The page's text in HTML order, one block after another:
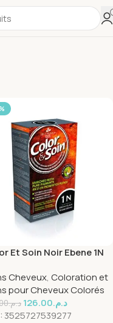
Et Soin Noir Ebene 1N
Cheveux, Coloration et
pour Cheveux Colorés
د.م. د.م.126.00
3525727539277